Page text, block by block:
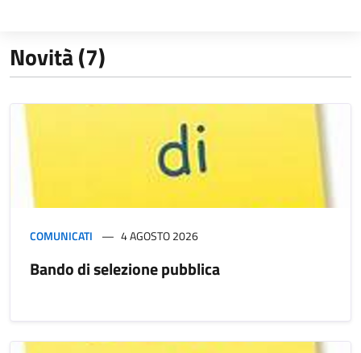
Novità (7)
COMUNICATI 4 AGOSTO 2026
Bando di selezione pubblica